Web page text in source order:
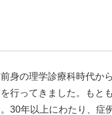
身の理学診療科時代か
行ってきました。もと
30年以上にわたり、症